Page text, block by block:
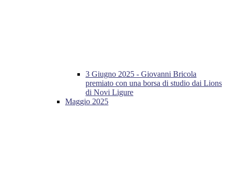
3 Giugno 2025 - Giovanni Bricola
premiato con una borsa di studio dai Lions
di Novi Ligure
Maggio 2025